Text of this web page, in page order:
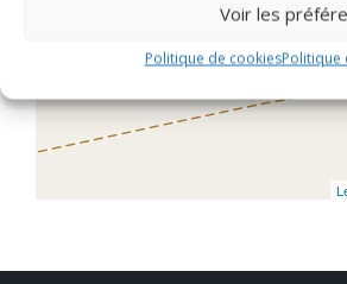
Voir les
Politique de cookiesPolitique